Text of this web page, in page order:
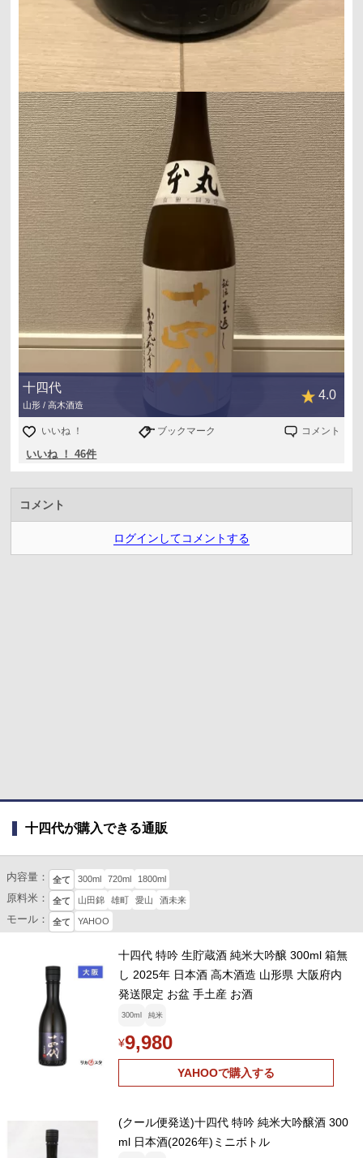
十四代
山形 / 高木酒造
4.0
いいね ！ ブックマーク コメント
いいね ！ 46件
コメント
ログインしてコメントする
十四代が購入できる通販
内容量： 全て 300ml 720ml 1800ml
原料米： 全て 山田錦 雄町 愛山 酒未来
モール： 全て YAHOO
十四代 特吟 生貯蔵酒 純米大吟醸 300ml 箱無
し 2025年 日本酒 高木酒造 山形県 大阪府内
発送限定 お盆 手土産 お酒
300ml 純米
¥9,980
YAHOOで購入する
(クール便発送)十四代 特吟 純米大吟醸酒 300
ml 日本酒(2026年)ミニボトル